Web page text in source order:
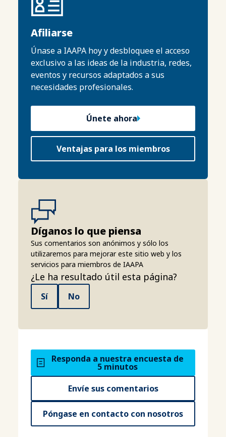
Afiliarse
Únase a IAAPA hoy y desbloquee el acceso
exclusivo a las ideas de la industria, redes,
eventos y recursos adaptados a sus
necesidades profesionales.
Únete ahora
Ventajas para los miembros
Díganos lo que piensa
Sus comentarios son anónimos y sólo los
utilizaremos para mejorar este sitio web y los
servicios para miembros de IAAPA
¿Le ha resultado útil esta página?
Sí No
Responda a nuestra encuesta de
5 minutos
Envíe sus comentarios
Póngase en contacto con nosotros